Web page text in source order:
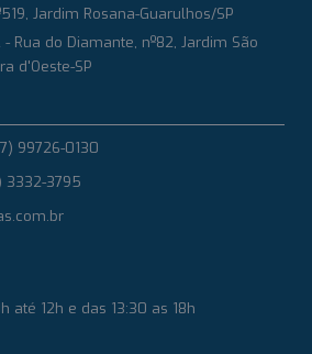
Jardim Rosana-Guarulhos/SP
- Rua do Diamante, nº82, Jardim São
d'Oeste-SP
99726-0130
3332-3795
até 12h e das 13:30 as 18h